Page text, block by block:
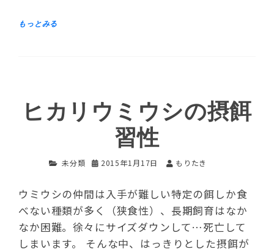
ヒカリウミウシの摂餌
習性
未分類 2015年1月17日 もりたき
ウミウシの仲間は入手が難しい特定の餌しか食
べない種類が多く（狭食性）、長期飼育はなか
なか困難。徐々にサイズダウンして…死亡して
しまいます。 そんな中、はっきりとした摂餌が